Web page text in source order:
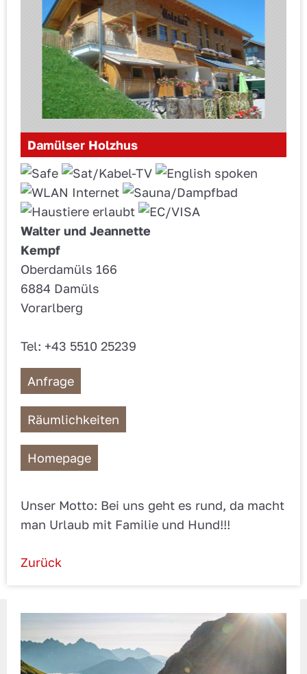
Damülser Holzhus
Walter und Jeannette
Kempf
Oberdamüls 166
6884 Damüls
Vorarlberg
Tel: +43 5510 25239
Anfrage
Räumlichkeiten
Homepage
Unser Motto: Bei uns geht es rund, da macht
man Urlaub mit Familie und Hund!!!
Zurück